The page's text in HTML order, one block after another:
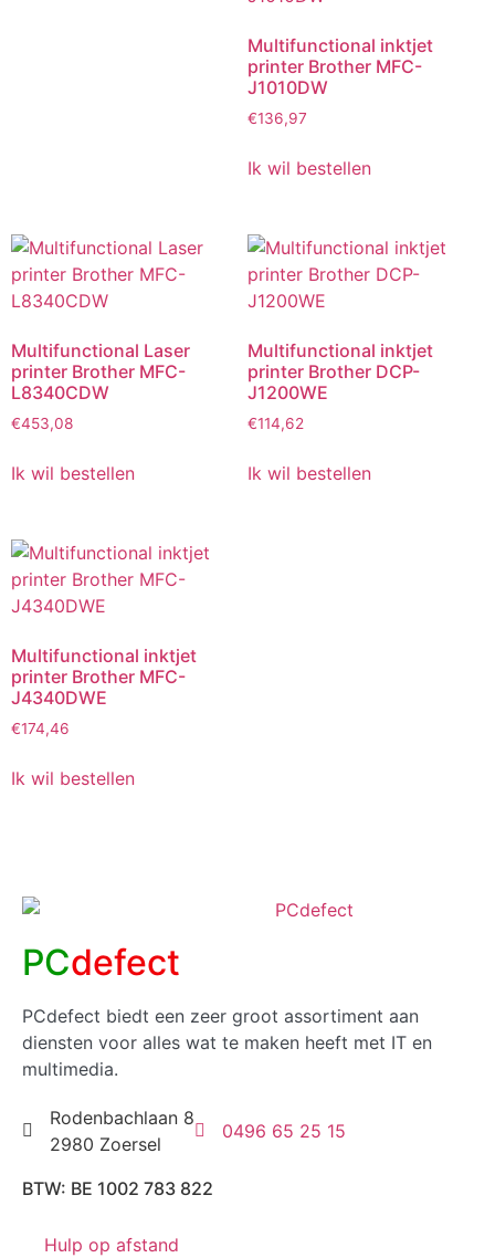
Multifunctional inktjet
printer Brother MFC-
J1010DW
€136,97
Ik wil bestellen
Multifunctional Laser
printer Brother MFC-
L8340CDW
€453,08
Ik wil bestellen
Multifunctional inktjet
printer Brother DCP-
J1200WE
€114,62
Ik wil bestellen
Multifunctional inktjet
printer Brother MFC-
J4340DWE
€174,46
Ik wil bestellen
PCdefect
PCdefect biedt een zeer groot assortiment aan
diensten voor alles wat te maken heeft met IT en
multimedia.
Rodenbachlaan 8
2980 Zoersel
0496 65 25 15
BTW: BE 1002 783 822
Hulp op afstand